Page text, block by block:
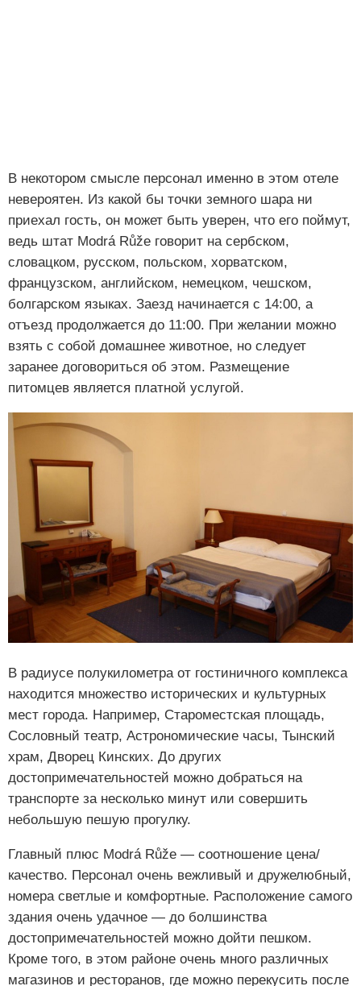
В некотором смысле персонал именно в этом отеле
невероятен. Из какой бы точки земного шара ни
приехал гость, он может быть уверен, что его поймут,
ведь штат Modrá Růže говорит на сербском,
словацком, русском, польском, хорватском,
французском, английском, немецком, чешском,
болгарском языках. Заезд начинается с 14:00, а
отъезд продолжается до 11:00. При желании можно
взять с собой домашнее животное, но следует
заранее договориться об этом. Размещение
питомцев является платной услугой.
В радиусе полукилометра от гостиничного комплекса
находится множество исторических и культурных
мест города. Например, Староместская площадь,
Сословный театр, Астрономические часы, Тынский
храм, Дворец Кинских. До других
достопримечательностей можно добраться на
транспорте за несколько минут или совершить
небольшую пешую прогулку.
Главный плюс Modrá Růže — соотношение цена/
качество. Персонал очень вежливый и дружелюбный,
номера светлые и комфортные. Расположение самого
здания очень удачное — до болшинства
достопримечательностей можно дойти пешком.
Кроме того, в этом районе очень много различных
магазинов и ресторанов, где можно перекусить после